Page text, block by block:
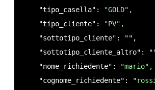
    "tipo_casella":
"GOLD",
    "tipo_cliente":
"PV",
    "sottotipo_cliente": "",
"sottotipo_cliente_altro":
    "nome_richiedente":
"mario",
    "cognome_richiedente":